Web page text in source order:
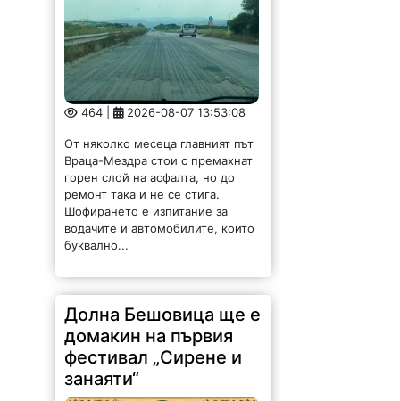
464 | 2026-08-07 13:53:08
От няколко месеца главният път
Враца-Мездра стои с премахнат
горен слой на асфалта, но до
ремонт така и не се стига.
Шофирането е изпитание за
водачите и автомобилите, които
буквално...
Долна Бешовица ще е
домакин на първия
фестивал „Сирене и
занаяти“